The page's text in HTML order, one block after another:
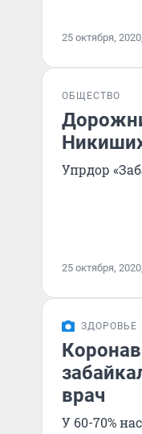
25 октября,
ОБЩЕСТВО
Упрдор
25 октября,
ЗДОРОВЬЕ
врач
У 60-70%